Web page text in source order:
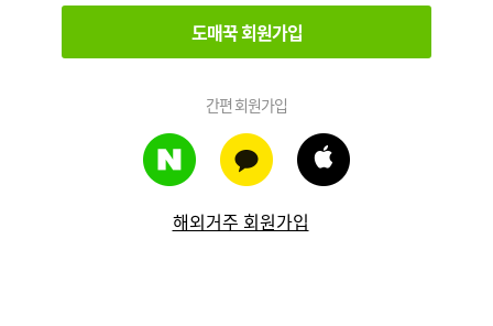
도매꾹 회원가입
간편 회원가입
해외거주 회원가입